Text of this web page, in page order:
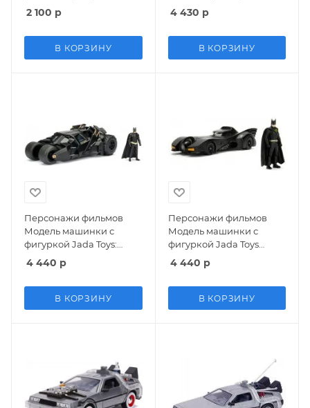
ниндзя (Teenage Mutant
Ninja Turtles) (31849) 10
2 100 р
В КОРЗИНУ
(Boromir) Властелин
колец (Lord of the Rings)
4 430 р
В КОРЗИНУ
Персонажи фильмов
Модель машинки с
фигуркой Jada Toys:
Бэтмобиль "Темный
рыцарь" 2008 (Batmobile
Фигурка Бэтмен
(Batman) 7 см (98261)
4 440 р
В КОРЗИНУ
Персонажи фильмов
Модель машинки с
фигуркой Jada Toys
Hollywood Rides:
Бэтмобиль 1989
Фигурка Бэтмен
(Batman) 7 см (98224
4 440 р
В КОРЗИНУ